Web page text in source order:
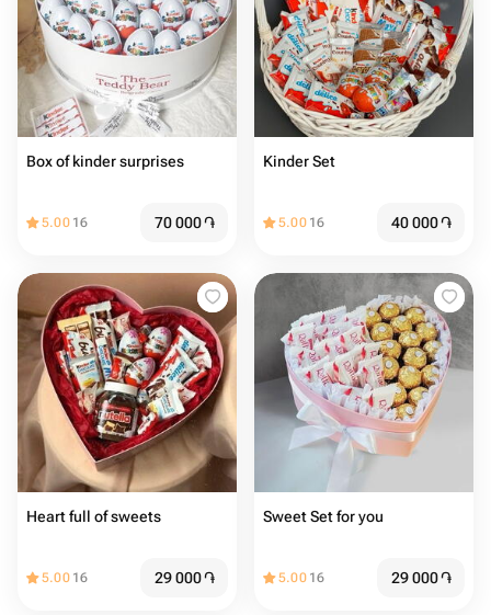
Box of kinder surprises
5.00 16 70 000֏
Kinder Set
5.00 16 40 000֏
Heart full of sweets
5.00 16 29 000֏
Sweet Set for you
5.00 16 29 000֏